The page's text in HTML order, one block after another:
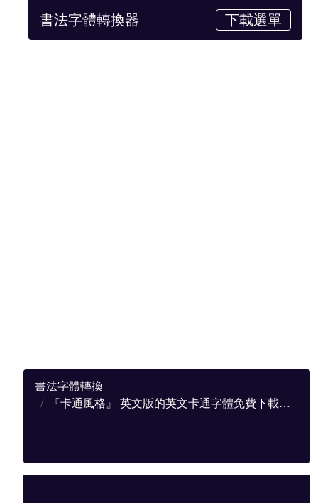
書法字體轉換器 下載選單
書法字體轉換
『卡通風格』 英文版的英文卡通字體免費下載，提供完整下載地址